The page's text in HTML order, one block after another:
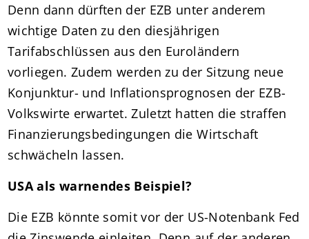
Denn dann dürften der EZB unter anderem
wichtige Daten zu den diesjährigen
Tarifabschlüssen aus den Euroländern
vorliegen. Zudem werden zu der Sitzung neue
Konjunktur- und Inflationsprognosen der EZB-
Volkswirte erwartet. Zuletzt hatten die straffen
Finanzierungsbedingungen die Wirtschaft
schwächeln lassen.
USA als warnendes Beispiel?
Die EZB könnte somit vor der US-Notenbank Fed